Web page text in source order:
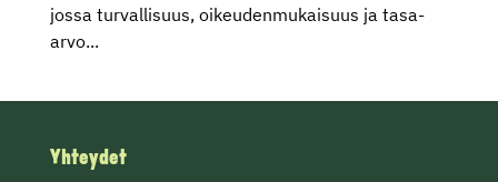
jossa turvallisuus, oikeudenmukaisuus ja tasa-
arvo...
Yhteydet